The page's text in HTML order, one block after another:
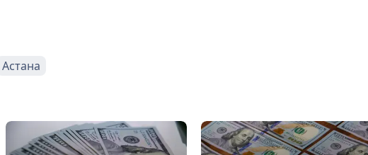
Астана